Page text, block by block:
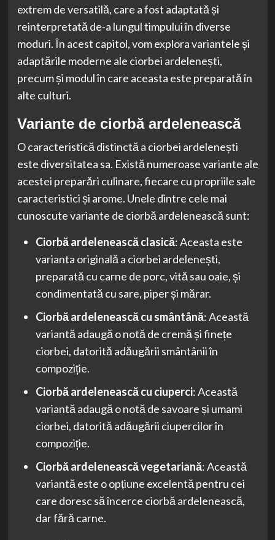
extrem de versatilă, care a fost adaptată și
reinterpretată de-a lungul timpului în diverse
moduri. În acest capitol, vom explora variantele și
adaptările moderne ale ciorbei ardelenești,
precum și modul în care aceasta este preparată în
alte culturi.
Variante de ciorbă ardelenească
O caracteristică distinctă a ciorbei ardelenești
este diversitatea sa. Există numeroase variante ale
acestei preparări culinare, fiecare cu propriile sale
caracteristici și arome. Unele dintre cele mai
cunoscute variante de ciorbă ardelenească sunt:
Ciorbă ardelenească clasică: Aceasta este
varianta originală a ciorbei ardelenești,
preparată cu carne de porc, vită sau oaie, și
condimentată cu sare, piper și mărar.
Ciorbă ardelenească cu smântână: Această
variantă adaugă o notă de cremă și finețe
ciorbei, datorită adăugării smântânii în
compoziție.
Ciorbă ardelenească cu ciuperci: Această
variantă adaugă o notă de savoare și umami
ciorbei, datorită adăugării ciupercilor în
compoziție.
Ciorbă ardelenească vegetariană: Această
variantă este o opțiune excelentă pentru cei
care doresc să încerce ciorbă ardelenească,
dar fără carne.